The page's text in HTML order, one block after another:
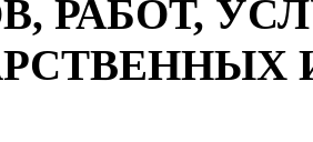
РАБОТ,